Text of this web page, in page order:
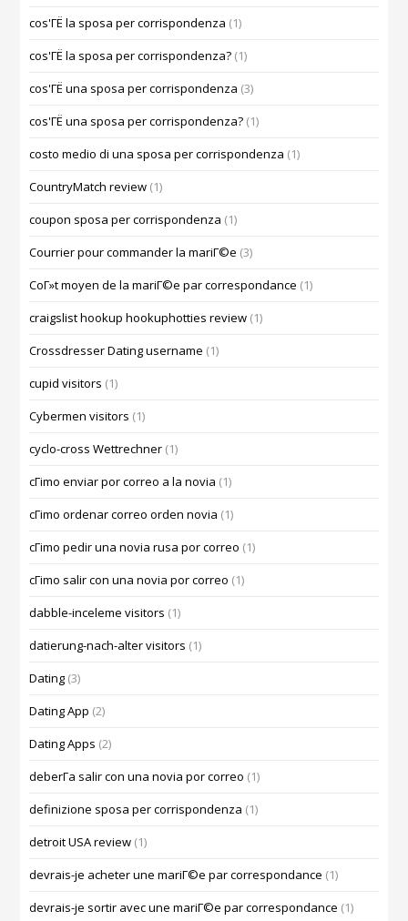
cos'ГЁ la sposa per corrispondenza (1)
cos'ГЁ la sposa per corrispondenza? (1)
cos'ГЁ una sposa per corrispondenza (3)
cos'ГЁ una sposa per corrispondenza? (1)
costo medio di una sposa per corrispondenza (1)
CountryMatch review (1)
coupon sposa per corrispondenza (1)
Courrier pour commander la mariГ©e (3)
CoГ»t moyen de la mariГ©e par correspondance (1)
craigslist hookup hookuphotties review (1)
Crossdresser Dating username (1)
cupid visitors (1)
Cybermen visitors (1)
cyclo-cross Wettrechner (1)
cГіmo enviar por correo a la novia (1)
cГіmo ordenar correo orden novia (1)
cГіmo pedir una novia rusa por correo (1)
cГіmo salir con una novia por correo (1)
dabble-inceleme visitors (1)
datierung-nach-alter visitors (1)
Dating (3)
Dating App (2)
Dating Apps (2)
deberГ­a salir con una novia por correo (1)
definizione sposa per corrispondenza (1)
detroit USA review (1)
devrais-je acheter une mariГ©e par correspondance (1)
devrais-je sortir avec une mariГ©e par correspondance (1)